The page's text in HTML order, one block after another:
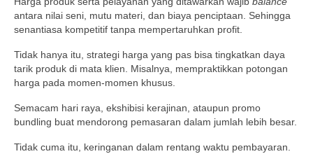
antara nilai seni, mutu materi, dan biaya penciptaan. Sehingga
senantiasa kompetitif tanpa mempertaruhkan profit.
Tidak hanya itu, strategi harga yang pas bisa tingkatkan daya
tarik produk di mata klien. Misalnya, mempraktikkan potongan
harga pada momen-momen khusus.
Semacam hari raya, ekshibisi kerajinan, ataupun promo
bundling buat mendorong pemasaran dalam jumlah lebih besar.
Tidak cuma itu, keringanan dalam rentang waktu pembayaran.